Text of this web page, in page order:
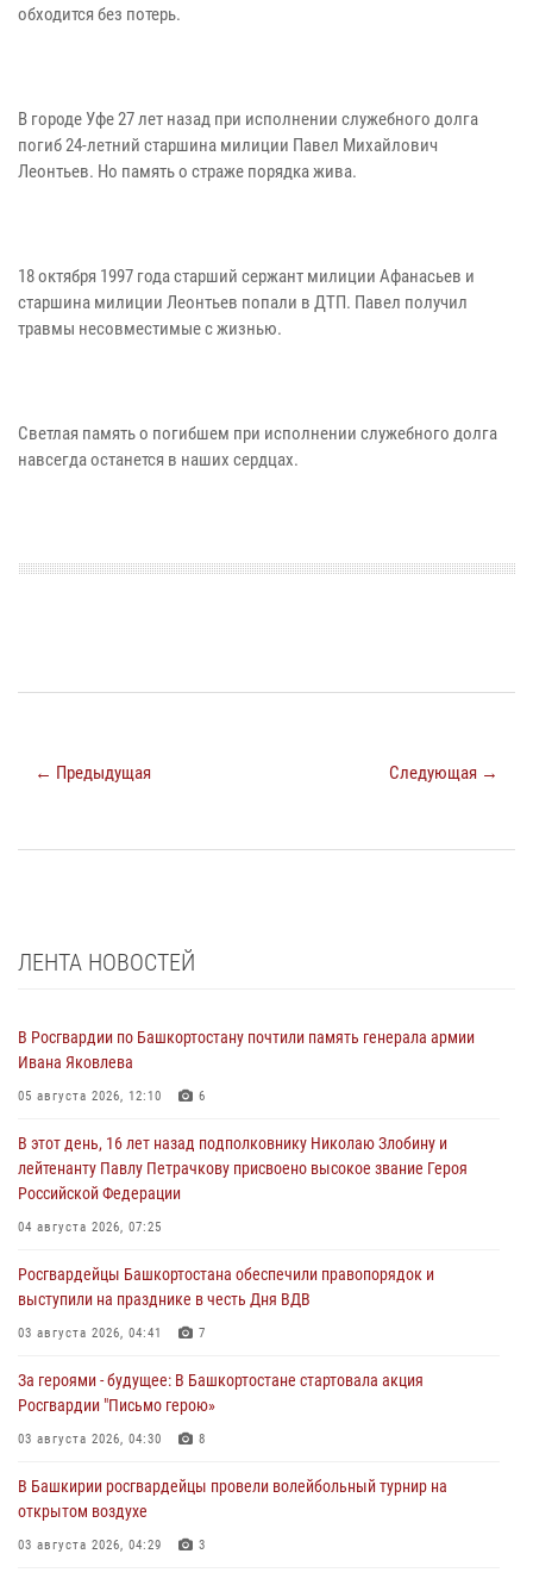
обходится без потерь.
В городе Уфе 27 лет назад при исполнении служебного долга
погиб 24-летний старшина милиции Павел Михайлович
Леонтьев. Но память о страже порядка жива.
18 октября 1997 года старший сержант милиции Афанасьев и
старшина милиции Леонтьев попали в ДТП. Павел получил
травмы несовместимые с жизнью.
Светлая память о погибшем при исполнении служебного долга
навсегда останется в наших сердцах.
← Предыдущая Следующая →
ЛЕНТА НОВОСТЕЙ
В Росгвардии по Башкортостану почтили память генерала армии
Ивана Яковлева
05 августа 2026, 12:10 6
В этот день, 16 лет назад подполковнику Николаю Злобину и
лейтенанту Павлу Петрачкову присвоено высокое звание Героя
Российской Федерации
04 августа 2026, 07:25
Росгвардейцы Башкортостана обеспечили правопорядок и
выступили на празднике в честь Дня ВДВ
03 августа 2026, 04:41 7
За героями - будущее: В Башкортостане стартовала акция
Росгвардии "Письмо герою»
03 августа 2026, 04:30 8
В Башкирии росгвардейцы провели волейбольный турнир на
открытом воздухе
03 августа 2026, 04:29 3